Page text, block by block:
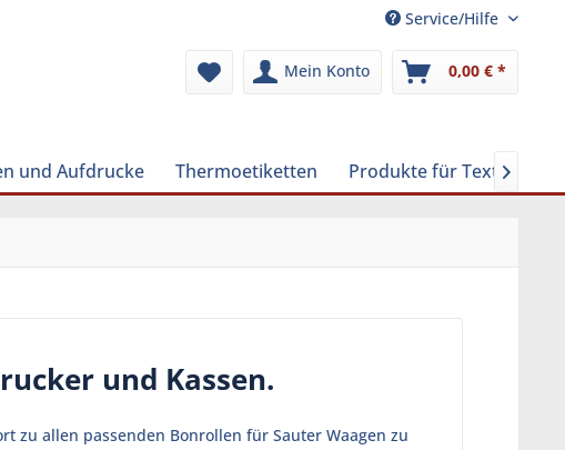
Service/Hilfe
Mein Konto 0,00 € *
und Aufdrucke Thermoetiketten Produkte für 
und Kassen.
zu allen passenden Bonrollen für Sauter Waagen zu